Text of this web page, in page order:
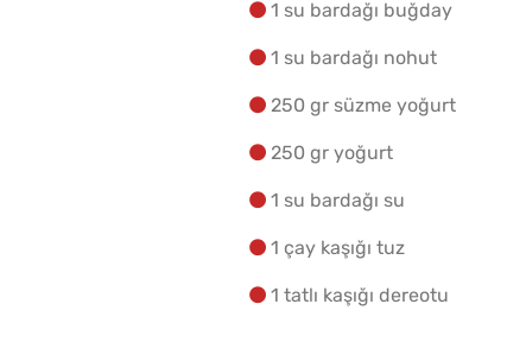
1 su bardağı buğday
1 su bardağı nohut
250 gr süzme yoğurt
250 gr yoğurt
1 su bardağı su
1 çay kaşığı tuz
1 tatlı kaşığı dereotu